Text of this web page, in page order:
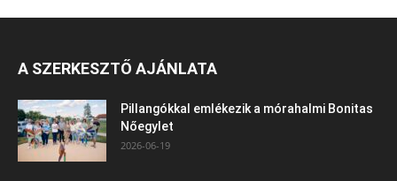
A SZERKESZTŐ AJÁNLATA
Pillangókkal emlékezik a mórahalmi Bonitas
Nőegylet
2026-06-19